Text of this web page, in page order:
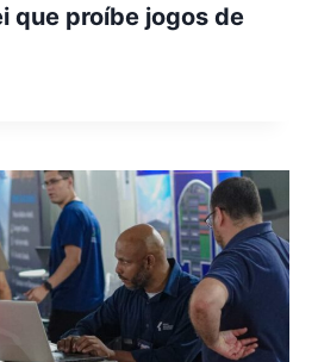
que proíbe jogos de